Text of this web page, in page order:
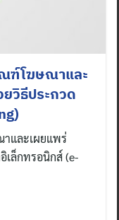
ฑ์โฆษณาและ
วิธีประกวด
และเผยแพร่
เล็กทรอนิกส์ (e-